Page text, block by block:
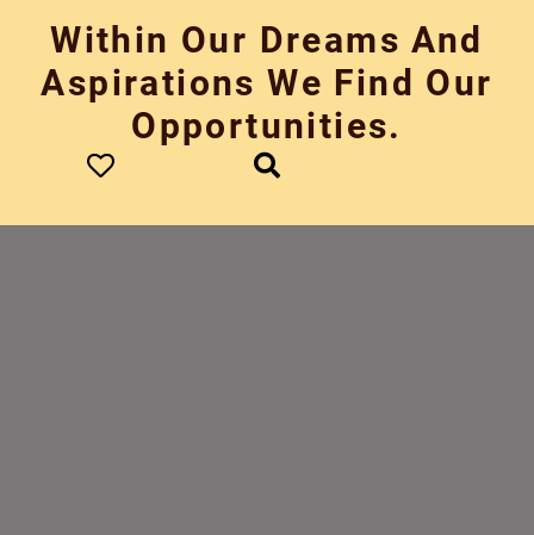
content
Within Our Dreams And
Aspirations We Find Our
Opportunities.